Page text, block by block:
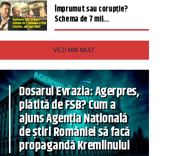
Împrumut sau corupție?
Schema de 7 mil...
VEZI MAI MULT
Dosarul Evrazia: Agerpres,
plătită de FSB? Cum a
ajuns Agenția Națională
de știri României să facă
propagandă Kremlinului